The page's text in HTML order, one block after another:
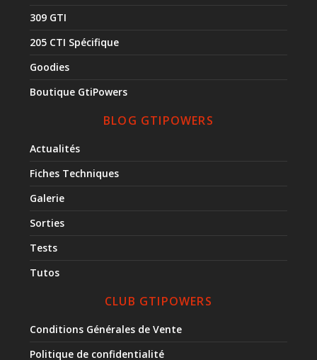
309 GTI
205 CTI Spécifique
Goodies
Boutique GtiPowers
BLOG GTIPOWERS
Actualités
Fiches Techniques
Galerie
Sorties
Tests
Tutos
CLUB GTIPOWERS
Conditions Générales de Vente
Politique de confidentialité